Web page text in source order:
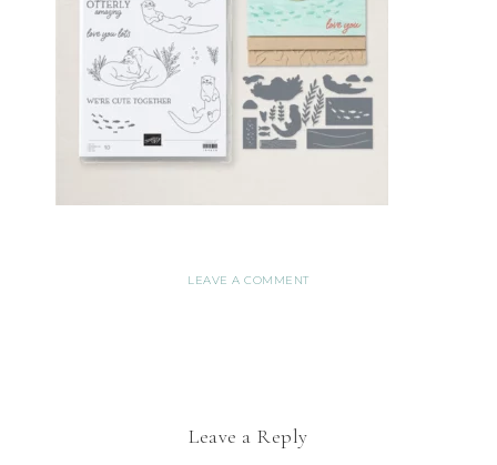
LEAVE A COMMENT
Leave a Reply